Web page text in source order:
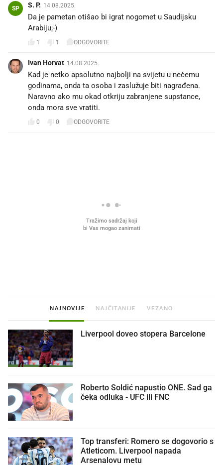
SP S. P. 14.08.2025.
Da je pametan otišao bi igrat nogomet u Saudijsku
Arabiju;-)
1 1 ODGOVORITE
Ivan Horvat 14.08.2025.
Kad je netko apsolutno najbolji na svijetu u nečemu
godinama, onda ta osoba i zaslužuje biti nagrađena.
Naravno ako mu okad otkriju zabranjene supstance,
onda mora sve vratiti.
0 0 ODGOVORITE
NAJNOVIJE NAJČITANIJE VEZANO
Liverpool doveo stopera Barcelone
Roberto Soldić napustio ONE. Sad ga
čeka odluka - UFC ili FNC
Top transferi: Romero se dogovorio s
Atleticom. Liverpool napada
Arsenalovu metu